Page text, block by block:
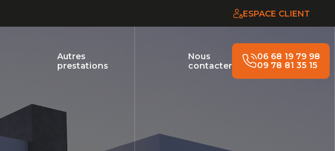
ESPACE CLIENT
Autres
prestations
Nous
contacter
06 68 19 79 98
09 78 81 35 15